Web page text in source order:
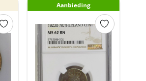
Aanbieding